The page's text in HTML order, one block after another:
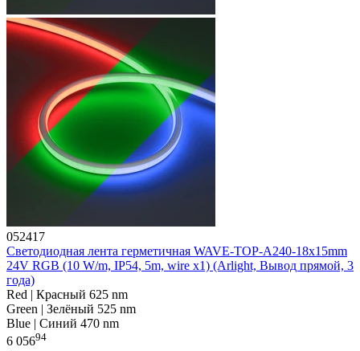
052417
Светодиодная лента герметичная WAVE-TOP-A240-18x15mm
24V RGB (10 W/m, IP54, 5m, wire x1) (Arlight, Вывод прямой, 3
года)
Red | Красный 625 nm
Green | Зелёный 525 nm
Blue | Синий 470 nm
6 05694